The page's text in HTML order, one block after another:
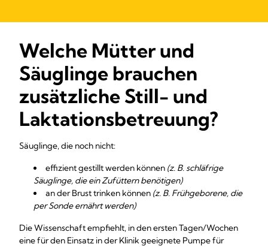
Welche Mütter und
Säuglinge brauchen
zusätzliche Still- und
Laktationsbetreuung?
Säuglinge, die noch nicht:
effizient gestillt werden können (z. B. schläfrige
Säuglinge, die ein Zufüttern benötigen)
an der Brust trinken können (z. B. Frühgeborene, die
per Sonde ernährt werden)
Die Wissenschaft empfiehlt, in den ersten Tagen/Wochen
eine für den Einsatz in der Klinik geeignete Pumpe für